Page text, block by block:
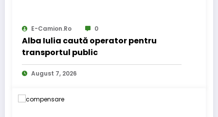
E-Camion.ro 0
Alba Iulia caută operator pentru
transportul public
August 7, 2026